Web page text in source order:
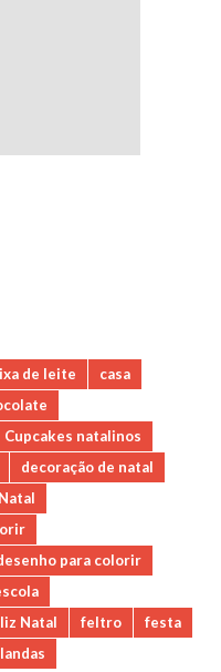
de leite
casa
Cupcakes natalinos
decoração de natal
para colorir
Natal feltro
festa